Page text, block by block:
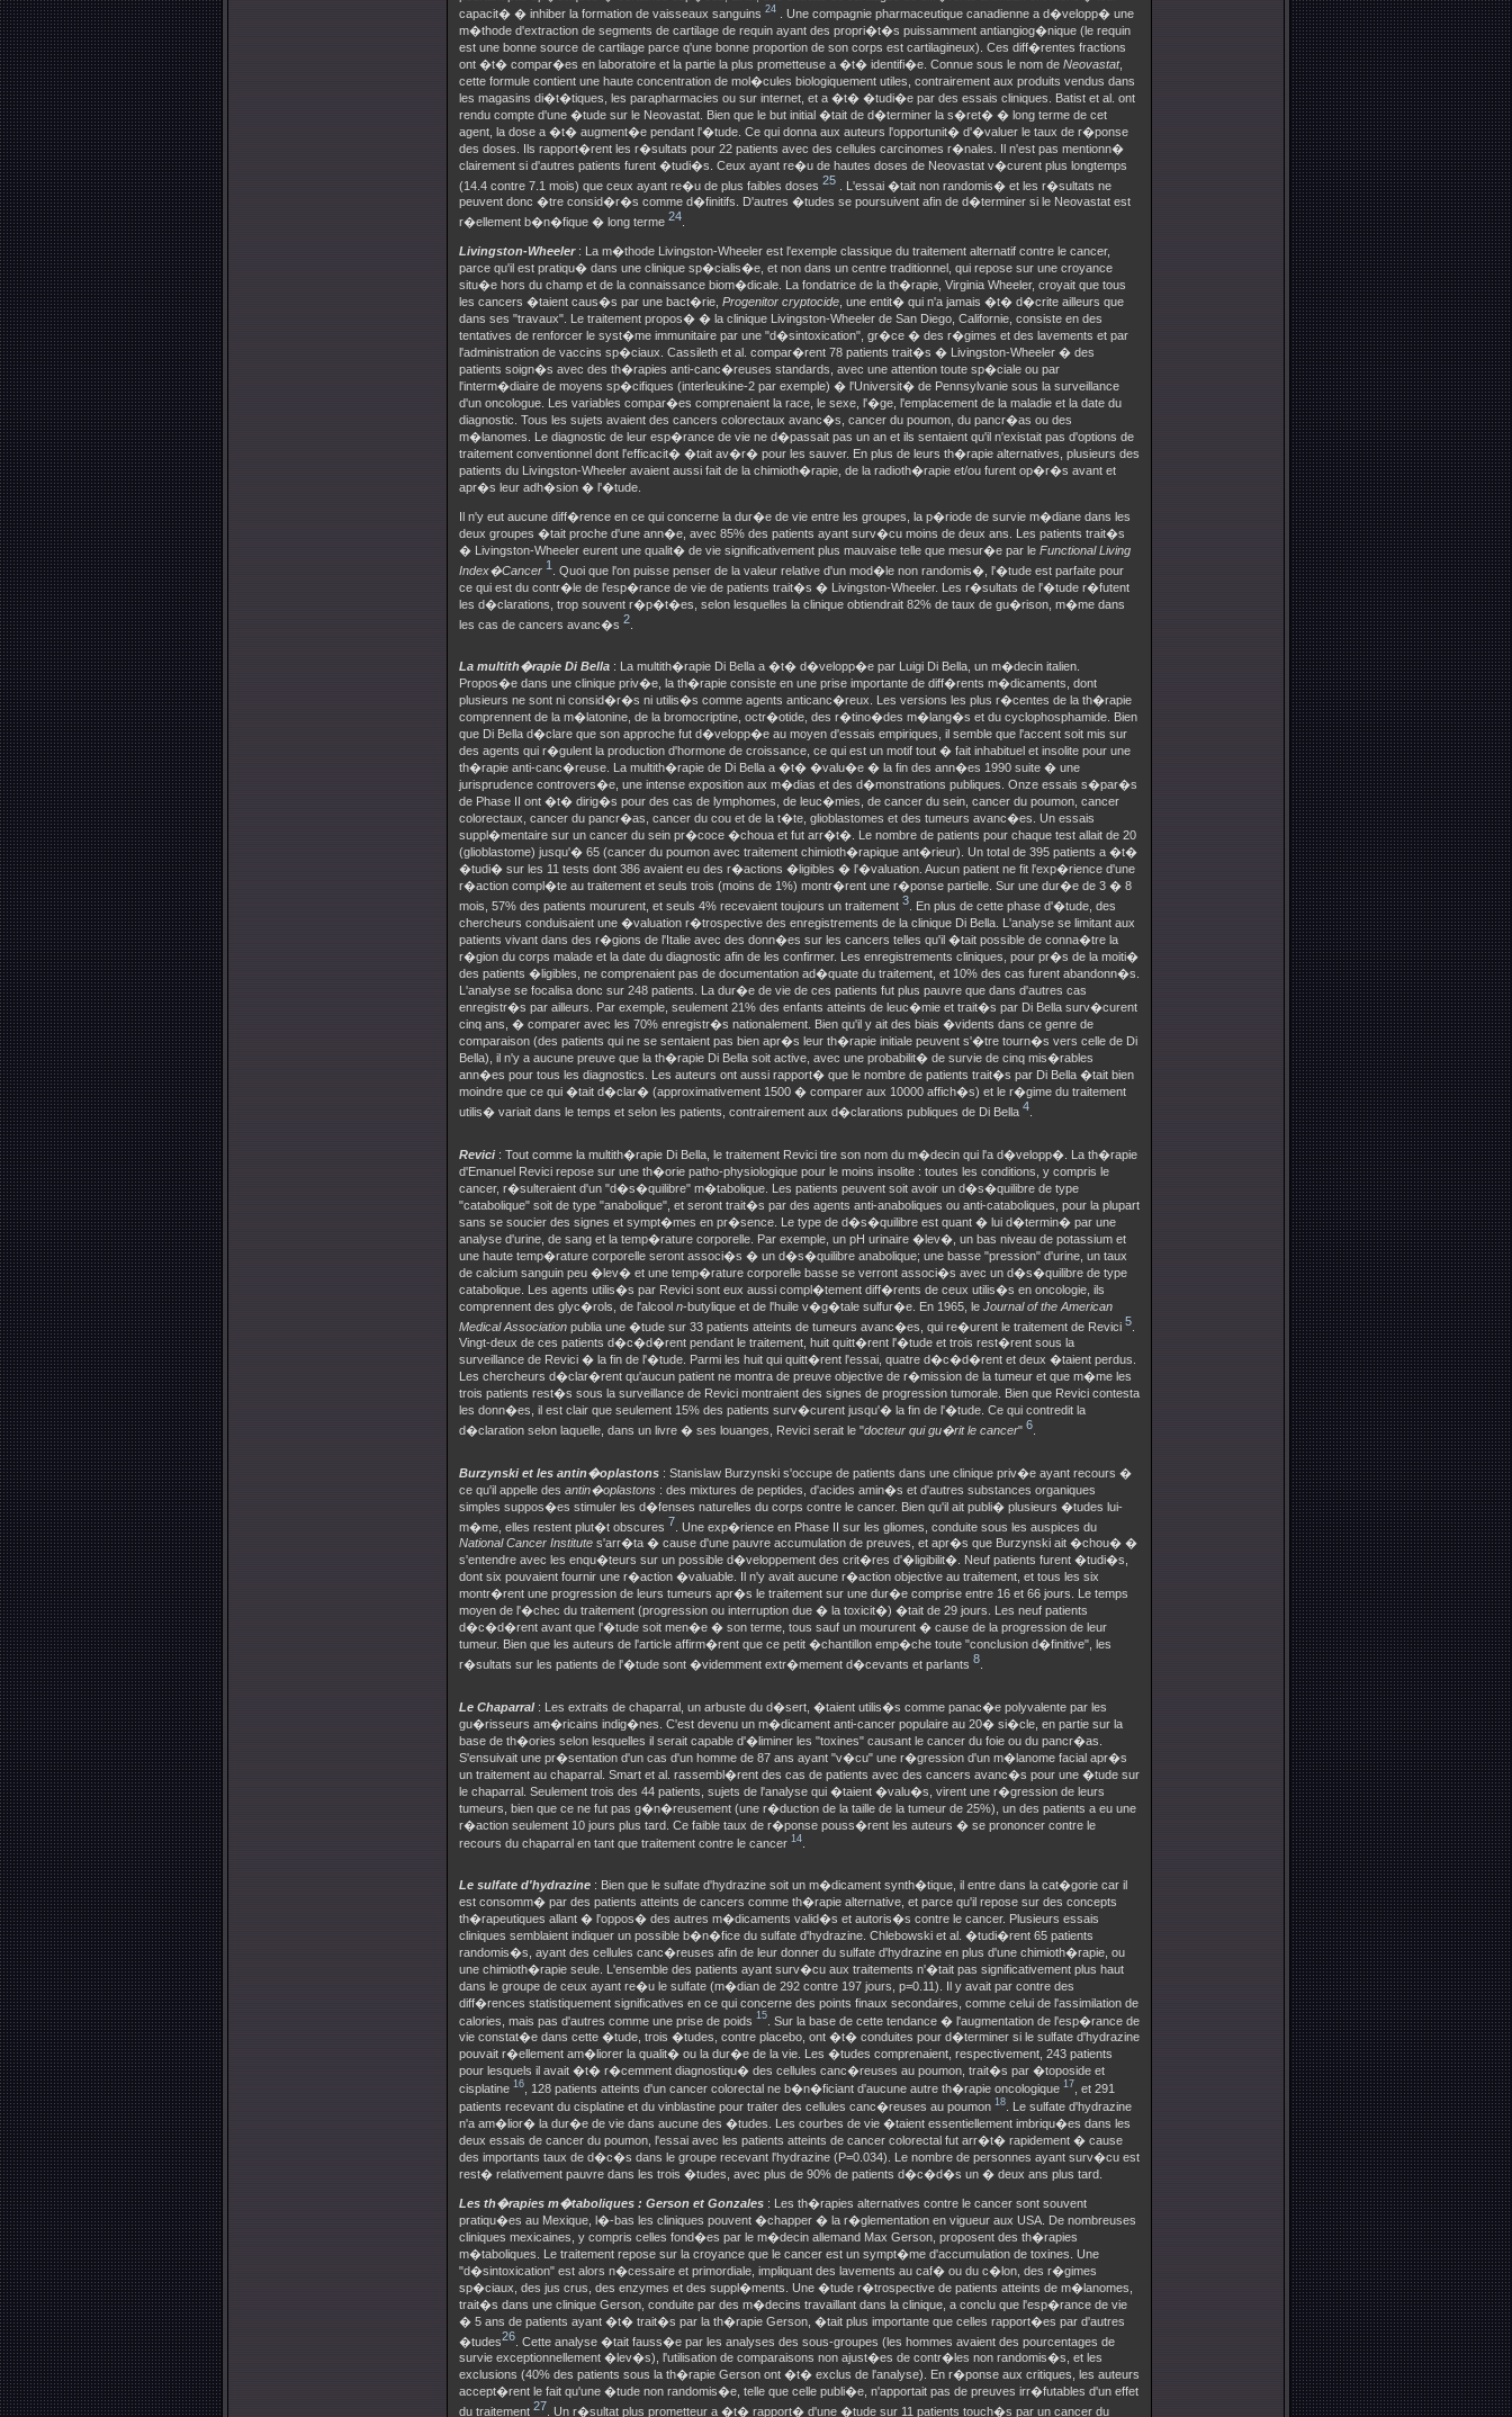
capacit� � inhiber la formation de vaisseaux sanguins 24 . Une compagnie pharmaceutique canadienne a d�velopp� une
m�thode d'extraction de segments de cartilage de requin ayant des propri�t�s puissamment antiangiog�nique (le requin
est une bonne source de cartilage parce q'une bonne proportion de son corps est cartilagineux). Ces diff�rentes fractions
ont �t� compar�es en laboratoire et la partie la plus prometteuse a �t� identifi�e. Connue sous le nom de Neovastat,
cette formule contient une haute concentration de mol�cules biologiquement utiles, contrairement aux produits vendus dans
les magasins di�t�tiques, les parapharmacies ou sur internet, et a �t� �tudi�e par des essais cliniques. Batist et al. ont
rendu compte d'une �tude sur le Neovastat. Bien que le but initial �tait de d�terminer la s�ret� � long terme de cet
agent, la dose a �t� augment�e pendant l'�tude. Ce qui donna aux auteurs l'opportunit� d'�valuer le taux de r�ponse
des doses. Ils rapport�rent les r�sultats pour 22 patients avec des cellules carcinomes r�nales. Il n'est pas mentionn�
clairement si d'autres patients furent �tudi�s. Ceux ayant re�u de hautes doses de Neovastat v�curent plus longtemps
(14.4 contre 7.1 mois) que ceux ayant re�u de plus faibles doses 25 . L'essai �tait non randomis� et les r�sultats ne
peuvent donc �tre consid�r�s comme d�finitifs. D'autres �tudes se poursuivent afin de d�terminer si le Neovastat est
r�ellement b�n�fique � long terme 24
Livingston-Wheeler : La m�thode Livingston-Wheeler est l'exemple classique du traitement alternatif contre le cancer,
parce qu'il est pratiqu� dans une clinique sp�cialis�e, et non dans un centre traditionnel, qui repose sur une croyance
situ�e hors du champ et de la connaissance biom�dicale. La fondatrice de la th�rapie, Virginia Wheeler, croyait que tous
les cancers �taient caus�s par une bact�rie, Progenitor cryptocide , une entit� qui n'a jamais �t� d�crite ailleurs que
dans ses "travaux". Le traitement propos� � la clinique Livingston-Wheeler de San Diego, Californie, consiste en des
tentatives de renforcer le syst�me immunitaire par une "d�sintoxication", gr�ce � des r�gimes et des lavements et par
l'administration de vaccins sp�ciaux. Cassileth et al. compar�rent 78 patients trait�s � Livingston-Wheeler � des
patients soign�s avec des th�rapies anti-canc�reuses standards, avec une attention toute sp�ciale ou par
l'interm�diaire de moyens sp�cifiques (interleukine-2 par exemple) � l'Universit� de Pennsylvanie sous la surveillance
d'un oncologue. Les variables compar�es comprenaient la race, le sexe, l'�ge, l'emplacement de la maladie et la date du
diagnostic. Tous les sujets avaient des cancers colorectaux avanc�s, cancer du poumon, du pancr�as ou des
m�lanomes. Le diagnostic de leur esp�rance de vie ne d�passait pas un an et ils sentaient qu'il n'existait pas d'options de
traitement conventionnel dont l'efficacit� �tait av�r� pour les sauver. En plus de leurs th�rapie alternatives, plusieurs des
patients du Livingston-Wheeler avaient aussi fait de la chimioth�rapie, de la radioth�rapie et/ou furent op�r�s avant et
apr�s leur adh�sion � l'�tude.
Il n'y eut aucune diff�rence en ce qui concerne la dur�e de vie entre les groupes, la p�riode de survie m�diane dans les
deux groupes �tait proche d'une ann�e, avec 85% des patients ayant surv�cu moins de deux ans. Les patients trait�s
� Livingston-Wheeler eurent une qualit� de vie significativement plus mauvaise telle que mesur�e par le Functional Living
Index�Cancer 1
. Quoi que l'on puisse penser de la valeur relative d'un mod�le non randomis�, l'�tude est parfaite pour
ce qui est du contr�le de l'esp�rance de vie de patients trait�s � Livingston-Wheeler. Les r�sultats de l'�tude r�futent
les d�clarations, trop souvent r�p�t�es, selon lesquelles la clinique obtiendrait 82% de taux de gu�rison, m�me dans
les cas de cancers avanc�s 2
La multith�rapie Di Bella : La multith�rapie Di Bella a �t� d�velopp�e par Luigi Di Bella, un m�decin italien.
Propos�e dans une clinique priv�e, la th�rapie consiste en une prise importante de diff�rents m�dicaments, dont
plusieurs ne sont ni consid�r�s ni utilis�s comme agents anticanc�reux. Les versions les plus r�centes de la th�rapie
comprennent de la m�latonine, de la bromocriptine, octr�otide, des r�tino�des m�lang�s et du cyclophosphamide. Bien
que Di Bella d�clare que son approche fut d�velopp�e au moyen d'essais empiriques, il semble que l'accent soit mis sur
des agents qui r�gulent la production d'hormone de croissance, ce qui est un motif tout � fait inhabituel et insolite pour une
th�rapie anti-canc�reuse. La multith�rapie de Di Bella a �t� �valu�e � la fin des ann�es 1990 suite � une
jurisprudence controvers�e, une intense exposition aux m�dias et des d�monstrations publiques. Onze essais s�par�s
de Phase II ont �t� dirig�s pour des cas de lymphomes, de leuc�mies, de cancer du sein, cancer du poumon, cancer
colorectaux, cancer du pancr�as, cancer du cou et de la t�te, glioblastomes et des tumeurs avanc�es. Un essais
suppl�mentaire sur un cancer du sein pr�coce �choua et fut arr�t�. Le nombre de patients pour chaque test allait de 20
(glioblastome) jusqu'� 65 (cancer du poumon avec traitement chimioth�rapique ant�rieur). Un total de 395 patients a �t�
�tudi� sur les 11 tests dont 386 avaient eu des r�actions �ligibles � l'�valuation. Aucun patient ne fit l'exp�rience d'une
r�action compl�te au traitement et seuls trois (moins de 1%) montr�rent une r�ponse partielle. Sur une dur�e de 3 � 8
mois, 57% des patients moururent, et seuls 4% recevaient toujours un traitement 3 . En plus de cette phase d'�tude, des
chercheurs conduisaient une �valuation r�trospective des enregistrements de la clinique Di Bella. L'analyse se limitant aux
patients vivant dans des r�gions de l'Italie avec des donn�es sur les cancers telles qu'il �tait possible de conna�tre la
r�gion du corps malade et la date du diagnostic afin de les confirmer. Les enregistrements cliniques, pour pr�s de la moiti�
des patients �ligibles, ne comprenaient pas de documentation ad�quate du traitement, et 10% des cas furent abandonn�s.
L'analyse se focalisa donc sur 248 patients. La dur�e de vie de ces patients fut plus pauvre que dans d'autres cas
enregistr�s par ailleurs. Par exemple, seulement 21% des enfants atteints de leuc�mie et trait�s par Di Bella surv�curent
cinq ans, � comparer avec les 70% enregistr�s nationalement. Bien qu'il y ait des biais �vidents dans ce genre de
comparaison (des patients qui ne se sentaient pas bien apr�s leur th�rapie initiale peuvent s'�tre tourn�s vers celle de Di
Bella), il n'y a aucune preuve que la th�rapie Di Bella soit active, avec une probabilit� de survie de cinq mis�rables
ann�es pour tous les diagnostics. Les auteurs ont aussi rapport� que le nombre de patients trait�s par Di Bella �tait bien
moindre que ce qui �tait d�clar� (approximativement 1500 � comparer aux 10000 affich�s) et le r�gime du traitement
utilis� variait dans le temps et selon les patients, contrairement aux d�clarations publiques de Di Bella 4
Revici : Tout comme la multith�rapie Di Bella, le traitement Revici tire son nom du m�decin qui l'a d�velopp�. La th�rapie
d'Emanuel Revici repose sur une th�orie patho-physiologique pour le moins insolite : toutes les conditions, y compris le
cancer, r�sulteraient d'un "d�s�quilibre" m�tabolique. Les patients peuvent soit avoir un d�s�quilibre de type
"catabolique" soit de type "anabolique", et seront trait�s par des agents anti-anaboliques ou anti-cataboliques, pour la plupart
sans se soucier des signes et sympt�mes en pr�sence. Le type de d�s�quilibre est quant � lui d�termin� par une
analyse d'urine, de sang et la temp�rature corporelle. Par exemple, un pH urinaire �lev�, un bas niveau de potassium et
une haute temp�rature corporelle seront associ�s � un d�s�quilibre anabolique; une basse "pression" d'urine, un taux
de calcium sanguin peu �lev� et une temp�rature corporelle basse se verront associ�s avec un d�s�quilibre de type
catabolique. Les agents utilis�s par Revici sont eux aussi compl�tement diff�rents de ceux utilis�s en oncologie, ils
comprennent des glyc�rols, de l'alcool n-butylique et de l'huile v�g�tale sulfur�e. En 1965, le Journal of the American
Medical Association publia une �tude sur 33 patients atteints de tumeurs avanc�es, qui re�urent le traitement de Revici 5
Vingt-deux de ces patients d�c�d�rent pendant le traitement, huit quitt�rent l'�tude et trois rest�rent sous la
surveillance de Revici � la fin de l'�tude. Parmi les huit qui quitt�rent l'essai, quatre d�c�d�rent et deux �taient perdus.
Les chercheurs d�clar�rent qu'aucun patient ne montra de preuve objective de r�mission de la tumeur et que m�me les
trois patients rest�s sous la surveillance de Revici montraient des signes de progression tumorale. Bien que Revici contesta
les donn�es, il est clair que seulement 15% des patients surv�curent jusqu'� la fin de l'�tude. Ce qui contredit la
d�claration selon laquelle, dans un livre � ses louanges, Revici serait le "docteur qui gu�rit le cancer" 6
Burzynski et les antin�oplastons : Stanislaw Burzynski s'occupe de patients dans une clinique priv�e ayant recours �
ce qu'il appelle des antin�oplastons : des mixtures de peptides, d'acides amin�s et d'autres substances organiques
simples suppos�es stimuler les d�fenses naturelles du corps contre le cancer. Bien qu'il ait publi� plusieurs �tudes lui-
m�me, elles restent plut�t obscures 7 . Une exp�rience en Phase II sur les gliomes, conduite sous les auspices du
National Cancer Institute s'arr�ta � cause d'une pauvre accumulation de preuves, et apr�s que Burzynski ait �chou� �
s'entendre avec les enqu�teurs sur un possible d�veloppement des crit�res d'�ligibilit�. Neuf patients furent �tudi�s,
dont six pouvaient fournir une r�action �valuable. Il n'y avait aucune r�action objective au traitement, et tous les six
montr�rent une progression de leurs tumeurs apr�s le traitement sur une dur�e comprise entre 16 et 66 jours. Le temps
moyen de l'�chec du traitement (progression ou interruption due � la toxicit�) �tait de 29 jours. Les neuf patients
d�c�d�rent avant que l'�tude soit men�e � son terme, tous sauf un moururent � cause de la progression de leur
tumeur. Bien que les auteurs de l'article affirm�rent que ce petit �chantillon emp�che toute "conclusion d�finitive", les
r�sultats sur les patients de l'�tude sont �videmment extr�mement d�cevants et parlants 8
Le Chaparral : Les extraits de chaparral, un arbuste du d�sert, �taient utilis�s comme panac�e polyvalente par les
gu�risseurs am�ricains indig�nes. C'est devenu un m�dicament anti-cancer populaire au 20� si�cle, en partie sur la
base de th�ories selon lesquelles il serait capable d'�liminer les "toxines" causant le cancer du foie ou du pancr�as.
S'ensuivait une pr�sentation d'un cas d'un homme de 87 ans ayant "v�cu" une r�gression d'un m�lanome facial apr�s
un traitement au chaparral. Smart et al. rassembl�rent des cas de patients avec des cancers avanc�s pour une �tude sur
le chaparral. Seulement trois des 44 patients, sujets de l'analyse qui �taient �valu�s, virent une r�gression de leurs
tumeurs, bien que ce ne fut pas g�n�reusement (une r�duction de la taille de la tumeur de 25%), un des patients a eu une
r�action seulement 10 jours plus tard. Ce faible taux de r�ponse pouss�rent les auteurs � se prononcer contre le
recours du chaparral en tant que traitement contre le cancer 14
Le sulfate d'hydrazine : Bien que le sulfate d'hydrazine soit un m�dicament synth�tique, il entre dans la cat�gorie car il
est consomm� par des patients atteints de cancers comme th�rapie alternative, et parce qu'il repose sur des concepts
th�rapeutiques allant � l'oppos� des autres m�dicaments valid�s et autoris�s contre le cancer. Plusieurs essais
cliniques semblaient indiquer un possible b�n�fice du sulfate d'hydrazine. Chlebowski et al. �tudi�rent 65 patients
randomis�s, ayant des cellules canc�reuses afin de leur donner du sulfate d'hydrazine en plus d'une chimioth�rapie, ou
une chimioth�rapie seule. L'ensemble des patients ayant surv�cu aux traitements n'�tait pas significativement plus haut
dans le groupe de ceux ayant re�u le sulfate (m�dian de 292 contre 197 jours, p=0.11). Il y avait par contre des
diff�rences statistiquement significatives en ce qui concerne des points finaux secondaires, comme celui de l'assimilation de
calories, mais pas d'autres comme une prise de poids 15 . Sur la base de cette tendance � l'augmentation de l'esp�rance de
vie constat�e dans cette �tude, trois �tudes, contre placebo, ont �t� conduites pour d�terminer si le sulfate d'hydrazine
pouvait r�ellement am�liorer la qualit� ou la dur�e de la vie. Les �tudes comprenaient, respectivement, 243 patients
pour lesquels il avait �t� r�cemment diagnostiqu� des cellules canc�reuses au poumon, trait�s par �toposide et
cisplatine 16 , 128 patients atteints d'un cancer colorectal ne b�n�ficiant d'aucune autre th�rapie oncologique 17 , et 291
patients recevant du cisplatine et du vinblastine pour traiter des cellules canc�reuses au poumon 18 . Le sulfate d'hydrazine
n'a am�lior� la dur�e de vie dans aucune des �tudes. Les courbes de vie �taient essentiellement imbriqu�es dans les
deux essais de cancer du poumon, l'essai avec les patients atteints de cancer colorectal fut arr�t� rapidement � cause
des importants taux de d�c�s dans le groupe recevant l'hydrazine (P=0.034). Le nombre de personnes ayant surv�cu est
rest� relativement pauvre dans les trois �tudes, avec plus de 90% de patients d�c�d�s un � deux ans plus tard.
Les th�rapies m�taboliques : Gerson et Gonzales : Les th�rapies alternatives contre le cancer sont souvent
pratiqu�es au Mexique, l�-bas les cliniques pouvent �chapper � la r�glementation en vigueur aux USA. De nombreuses
cliniques mexicaines, y compris celles fond�es par le m�decin allemand Max Gerson, proposent des th�rapies
m�taboliques. Le traitement repose sur la croyance que le cancer est un sympt�me d'accumulation de toxines. Une
"d�sintoxication" est alors n�cessaire et primordiale, impliquant des lavements au caf� ou du c�lon, des r�gimes
sp�ciaux, des jus crus, des enzymes et des suppl�ments. Une �tude r�trospective de patients atteints de m�lanomes,
trait�s dans une clinique Gerson, conduite par des m�decins travaillant dans la clinique, a conclu que l'esp�rance de vie
� 5 ans de patients ayant �t� trait�s par la th�rapie Gerson, �tait plus importante que celles rapport�es par d'autres
�tudes26 . Cette analyse �tait fauss�e par les analyses des sous-groupes (les hommes avaient des pourcentages de
survie exceptionnellement �lev�s), l'utilisation de comparaisons non ajust�es de contr�les non randomis�s, et les
exclusions (40% des patients sous la th�rapie Gerson ont �t� exclus de l'analyse). En r�ponse aux critiques, les auteurs
accept�rent le fait qu'une �tude non randomis�e, telle que celle publi�e, n'apportait pas de preuves irr�futables d'un effet
du traitement 27 . Un r�sultat plus prometteur a �t� rapport� d'une �tude sur 11 patients touch�s par un cancer du